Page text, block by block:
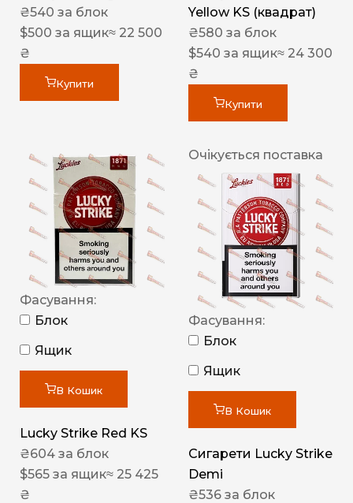
₴540 за блок
$500 за ящик≈ 22 500
₴
Купити
Yellow KS (квадрат)
₴580 за блок
$540 за ящик≈ 24 300
₴
Купити
Фасування:
Блок
Ящик
В Кошик
Lucky Strike Red KS
₴604 за блок
$565 за ящик≈ 25 425
₴
Очікується поставка
Фасування:
Блок
Ящик
В Кошик
Сигарети Lucky Strike
Demi
₴536 за блок